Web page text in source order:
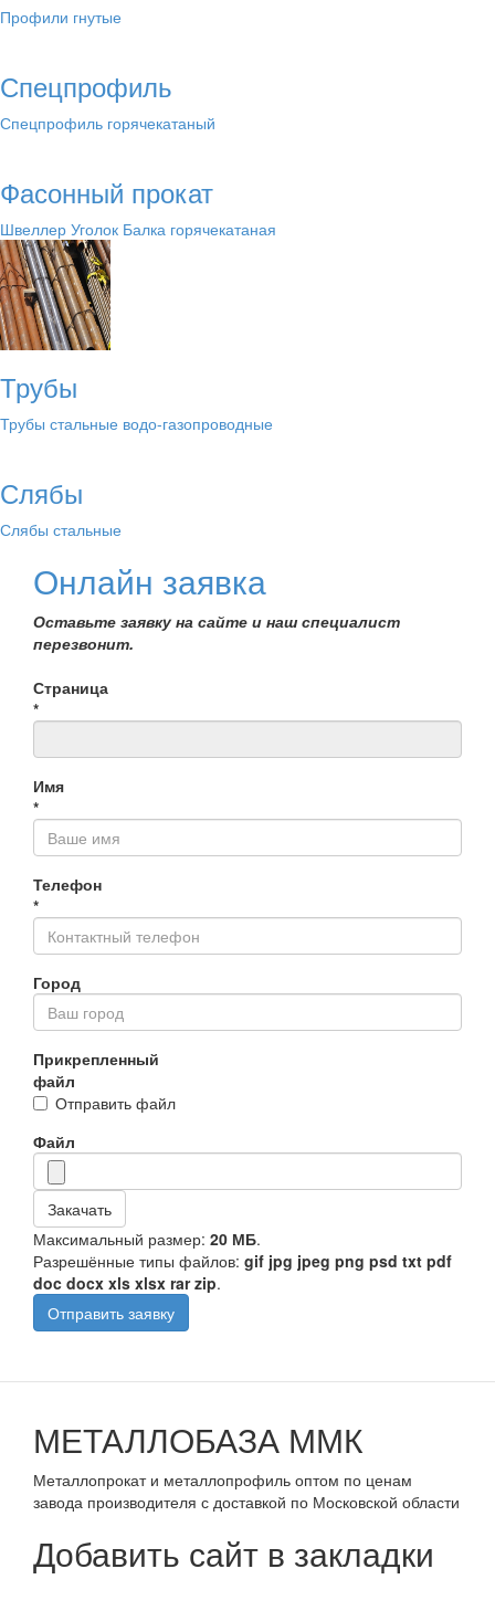
Профили гнутые
Спецпрофиль
Спецпрофиль горячекатаный
Фасонный прокат
Швеллер Уголок Балка горячекатаная
Трубы
Трубы стальные водо-газопроводные
Слябы
Слябы стальные
Онлайн заявка
Оставьте заявку на сайте и наш специалист
перезвонит.
Страница
*
Имя
*
Телефон
*
Город
Прикрепленный
файл
Отправить файл
Файл
Закачать
Максимальный размер: 20 МБ.
Разрешённые типы файлов: gif jpg jpeg png psd txt pdf
doc docx xls xlsx rar zip.
Отправить заявку
МЕТАЛЛОБАЗА ММК
Металлопрокат и металлопрофиль оптом по ценам
завода производителя с доставкой по Московской области
Добавить сайт в закладки